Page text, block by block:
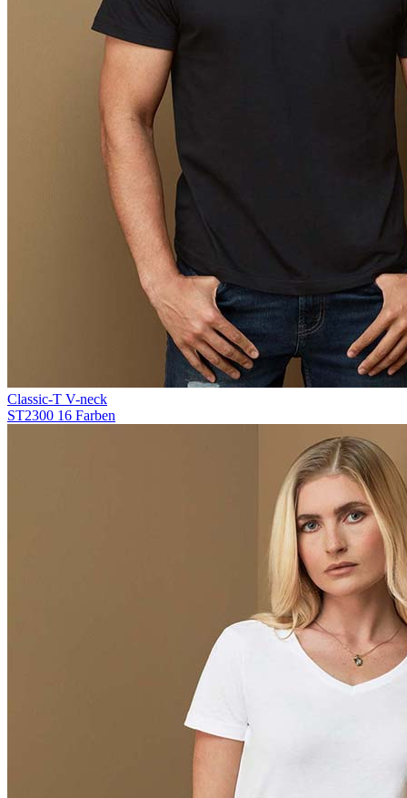
Classic-T V-neck
ST2300 16 Farben